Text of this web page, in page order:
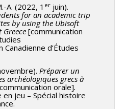
A. (2022, 1 er juin).
for an academic trip
by using the Ubisoft
Greece [communication
Canadienne d’Études
Préparer un
archéologiques grecs à
orale].
jeu – Spécial histoire